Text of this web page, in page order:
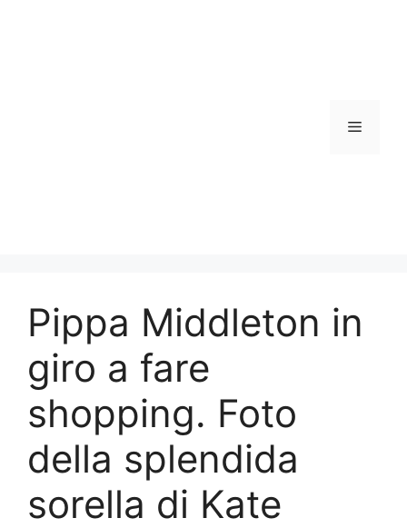
Menu
Pippa Middleton in
giro a fare
shopping. Foto
della splendida
sorella di Kate